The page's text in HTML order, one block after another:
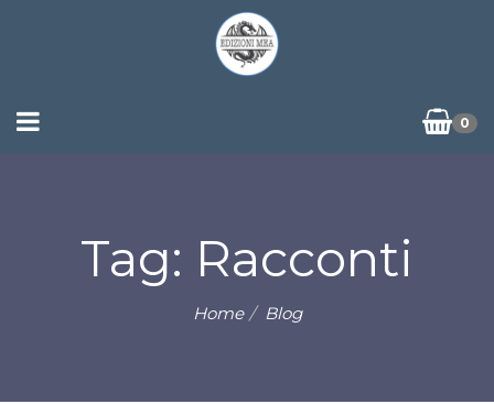
0
Tag: Racconti
Home Blog